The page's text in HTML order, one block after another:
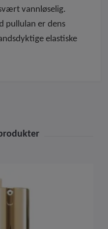
vannløselig.
pullulan er dens
elastiske